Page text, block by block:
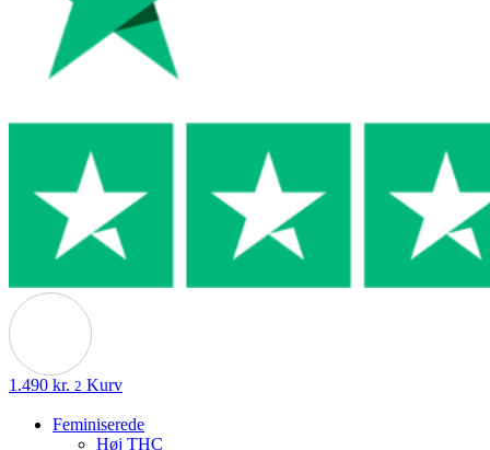
1.490 kr. 2 Kurv
Feminiserede
Høj THC